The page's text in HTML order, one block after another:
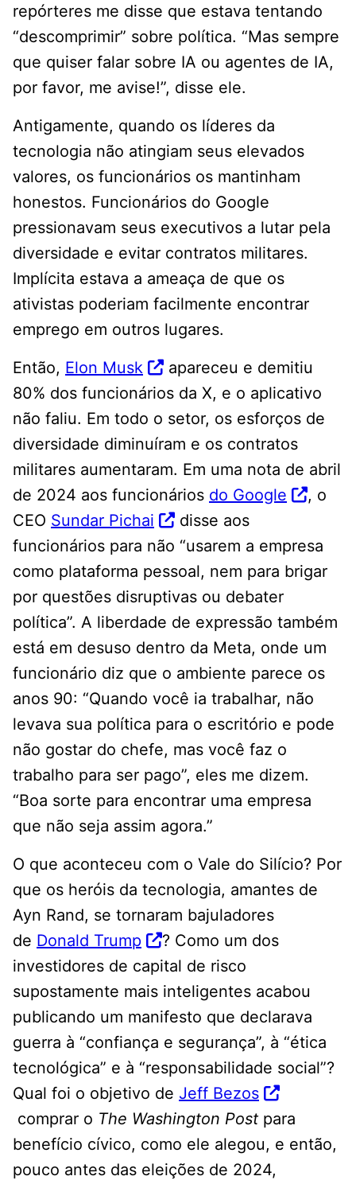
repórteres me disse que estava tentando
“descomprimir” sobre política. “Mas sempre
que quiser falar sobre IA ou agentes de IA,
por favor, me avise!”, disse ele.
Antigamente, quando os líderes da
tecnologia não atingiam seus elevados
valores, os funcionários os mantinham
honestos. Funcionários do Google
pressionavam seus executivos a lutar pela
diversidade e evitar contratos militares.
Implícita estava a ameaça de que os
ativistas poderiam facilmente encontrar
emprego em outros lugares.
Então, Elon Musk
apareceu e demitiu
80% dos funcionários da X, e o aplicativo
não faliu. Em todo o setor, os esforços de
diversidade diminuíram e os contratos
militares aumentaram. Em uma nota de abril
de 2024 aos funcionários do Google
, o
CEO Sundar Pichai
disse aos
funcionários para não “usarem a empresa
como plataforma pessoal, nem para brigar
por questões disruptivas ou debater
política”. A liberdade de expressão também
está em desuso dentro da Meta, onde um
funcionário diz que o ambiente parece os
anos 90: “Quando você ia trabalhar, não
levava sua política para o escritório e pode
não gostar do chefe, mas você faz o
trabalho para ser pago”, eles me dizem.
“Boa sorte para encontrar uma empresa
que não seja assim agora.”
O que aconteceu com o Vale do Silício? Por
que os heróis da tecnologia, amantes de
Ayn Rand, se tornaram bajuladores
de Donald Trump
? Como um dos
investidores de capital de risco
supostamente mais inteligentes acabou
publicando um manifesto que declarava
guerra à “confiança e segurança”, à “ética
tecnológica” e à “responsabilidade social”?
Qual foi o objetivo de Jeff Bezos
comprar o The Washington Post para
benefício cívico, como ele alegou, e então,
pouco antes das eleições de 2024,